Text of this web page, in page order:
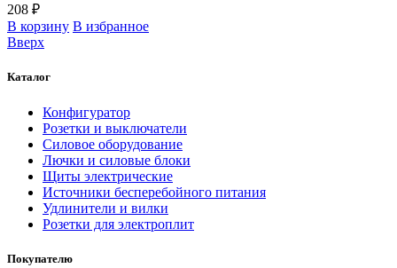
208 ₽
В корзину В избранное
Вверх
Каталог
Конфигуратор
Розетки и выключатели
Силовое оборудование
Лючки и силовые блоки
Щиты электрические
Источники бесперебойного питания
Удлинители и вилки
Розетки для электроплит
Покупателю